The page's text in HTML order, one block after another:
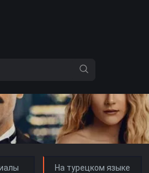
На турецком языке